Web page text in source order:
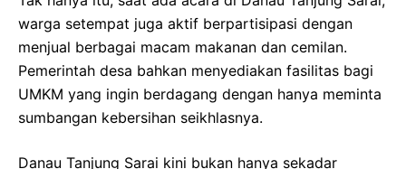
warga setempat juga aktif berpartisipasi dengan
menjual berbagai macam makanan dan cemilan.
Pemerintah desa bahkan menyediakan fasilitas bagi
UMKM yang ingin berdagang dengan hanya meminta
sumbangan kebersihan seikhlasnya.
Danau Tanjung Sarai kini bukan hanya sekadar